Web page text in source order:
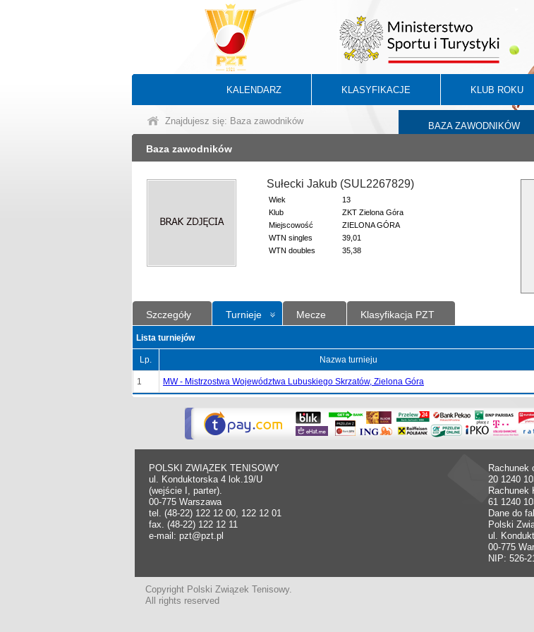
KALENDARZ KLASYFIKACJE KLUB ROKU
BAZA ZAWODNIKÓW
Znajdujesz się: Baza zawodników
Baza zawodników
Sułecki Jakub (SUL2267829)
Wiek
13
Klub
ZKT Zielona Góra
Miejscowość
ZIELONA GÓRA
WTN singles
39,01
WTN doubles
35,38
Szczegóły Turnieje Mecze Klasyfikacja PZT
Lista turniejów
Lp. Nazwa turnieju
1 MW - Mistrzostwa Województwa Lubuskiego Skrzatów, Zielona Góra
POLSKI ZWIĄZEK TENISOWY
ul. Konduktorska 4 lok.19/U
(wejście I, parter).
00-775 Warszawa
tel. (48-22) 122 12 00, 122 12 01
fax. (48-22) 122 12 11
e-mail: pzt@pzt.pl
Rachunek
20 1240
Rachunek
61 1240
Dane do
Polski
ul.
00-775
NIP: 526-
Copyright Polski Związek Tenisowy.
All rights reserved